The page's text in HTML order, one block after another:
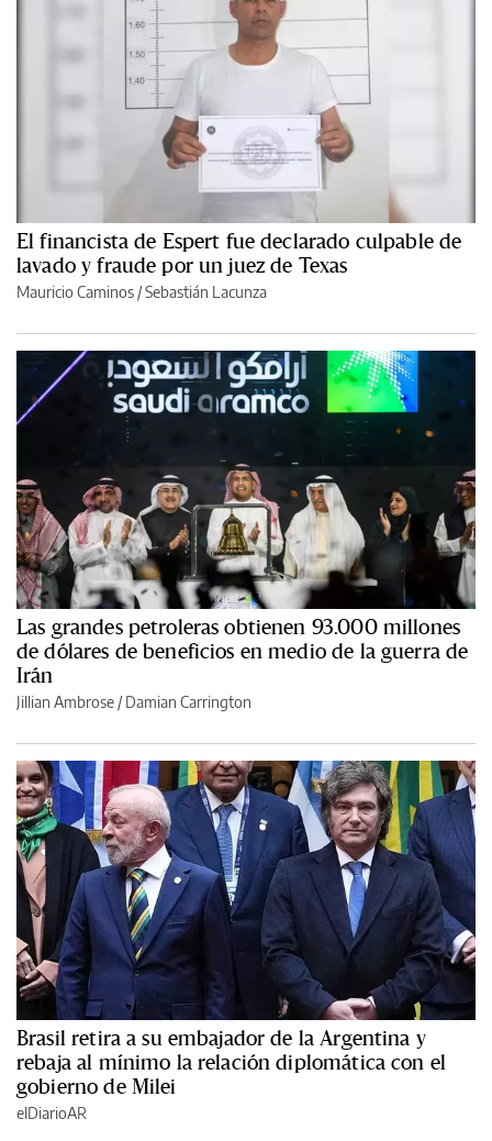
El financista de Espert fue declarado culpable de
lavado y fraude por un juez de Texas
Mauricio Caminos /Sebastián Lacunza
Las grandes petroleras obtienen 93.000 millones
de dólares de beneficios en medio de la guerra de
Irán
Jillian Ambrose / Damian Carrington
Brasil retira a su embajador de la Argentina y
rebaja al mínimo la relación diplomática con el
gobierno de Milei
elDiarioAR